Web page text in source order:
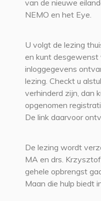
van de nieuwe
NEMO en het Eye.
U volgt de lezing
en kunt desgewenst
inloggegevens
lezing. Checkt u
verhinderd zijn, dan
opgenomen
De link daarvoor
De lezing wordt
MA en drs.
gehele opbrengst
Maan die hulp biedt